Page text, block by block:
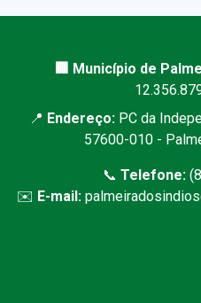
🏢 Município de
📍 Endereço: PC da
57600-010 -
📞 Telefone:
✉️ E-mail: